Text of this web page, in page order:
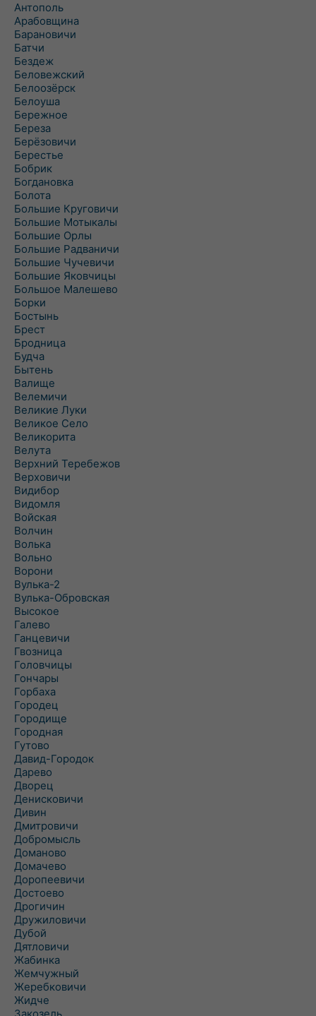
Антополь
Арабовщина
Барановичи
Батчи
Бездеж
Беловежский
Белоозёрск
Белоуша
Бережное
Береза
Берёзовичи
Берестье
Бобрик
Богдановка
Болота
Большие Круговичи
Большие Мотыкалы
Большие Орлы
Большие Радваничи
Большие Чучевичи
Большие Яковчицы
Большое Малешево
Борки
Бостынь
Брест
Бродница
Будча
Бытень
Валище
Велемичи
Великие Луки
Великое Село
Великорита
Велута
Верхний Теребежов
Верховичи
Видибор
Видомля
Войская
Волчин
Волька
Вольно
Ворони
Вулька-2
Вулька-Обровская
Высокое
Галево
Ганцевичи
Гвозница
Головчицы
Гончары
Горбаха
Городец
Городище
Городная
Гутово
Давид-Городок
Дарево
Дворец
Денисковичи
Дивин
Дмитровичи
Добромысль
Доманово
Домачево
Доропеевичи
Достоево
Дрогичин
Дружиловичи
Дубой
Дятловичи
Жабинка
Жемчужный
Жеребковичи
Жидче